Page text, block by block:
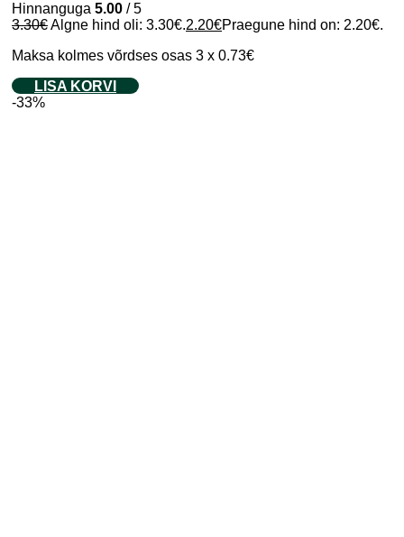
Hinnanguga 5.00 / 5
3.30€Algne hind oli: 3.30€.2.20€Praegune hind on: 2.20€.
Maksa kolmes võrdses osas 3 x 0.73€
LISA KORVI
-33%